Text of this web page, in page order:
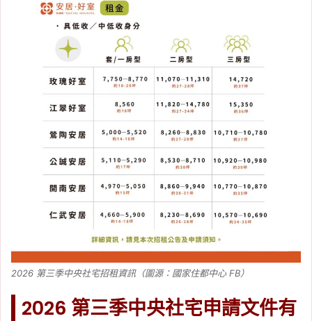
2026 第三季中央社宅招租資訊（圖源：國家住都中心 FB）
2026 第三季中央社宅申請文件有